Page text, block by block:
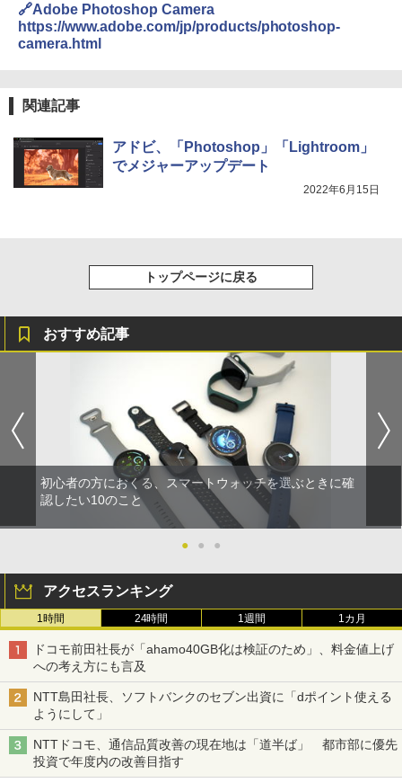
🔗Adobe Photoshop Camera
https://www.adobe.com/jp/products/photoshop-
camera.html
関連記事
アドビ、「Photoshop」「Lightroom」
でメジャーアップデート
2022年6月15日
トップページに戻る
おすすめ記事
初心者の方におくる、スマートウォッチを選ぶときに確
認したい10のこと
● ● ●
アクセスランキング
1時間 24時間 1週間 1カ月
ドコモ前田社長が「ahamo40GB化は検証のため」、料金値上げ
への考え方にも言及
NTT島田社長、ソフトバンクのセブン出資に「dポイント使える
ようにして」
NTTドコモ、通信品質改善の現在地は「道半ば」 都市部に優先
投資で年度内の改善目指す